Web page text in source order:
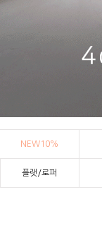
NEW10%
플랫/로퍼